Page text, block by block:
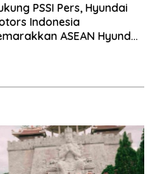
PSSI Pers, Hyundai
Indonesia
ASEAN Hyundai